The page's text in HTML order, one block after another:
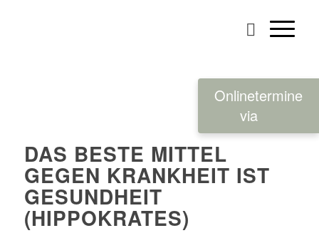
DAS BESTE MITTEL
GEGEN KRANKHEIT IST
GESUNDHEIT
(HIPPOKRATES)
Onlinetermine
via